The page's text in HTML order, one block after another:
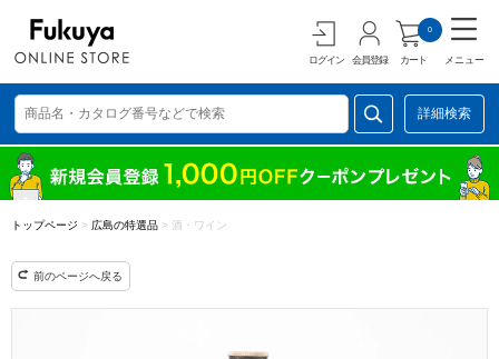
ログイン 会員登録 カート
0
メニュー
詳細検索
トップページ > 広島の特選品 > 酒・ワイン
前のページへ戻る